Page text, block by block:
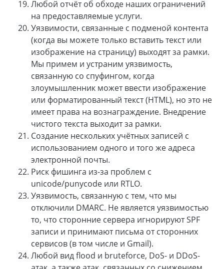
Любой отчёт об обходе наших ограничений
на предоставляемые услуги.
Уязвимости, связанные с подменой контента
(когда вы можете только вставить текст или
изображение на страницу) выходят за рамки.
Мы примем и устраним уязвимость,
связанную со спуфингом, когда
злоумышленник может ввести изображение
или форматированный текст (HTML), но это не
имеет права на вознаграждение. Внедрение
чистого текста выходит за рамки.
Создание нескольких учётных записей с
использованием одного и того же адреса
электронной почты.
Риск фишинга из-за проблем с
unicode/punycode или RTLO.
Уязвимость, связанную с тем, что мы
отключили DMARC. Не является уязвимостью
то, что сторонние сервера игнорируют SPF
записи и принимают письма от сторонних
сервисов (в том числе и Gmail).
Любой вид flood и bruteforce, DoS- и DDoS-